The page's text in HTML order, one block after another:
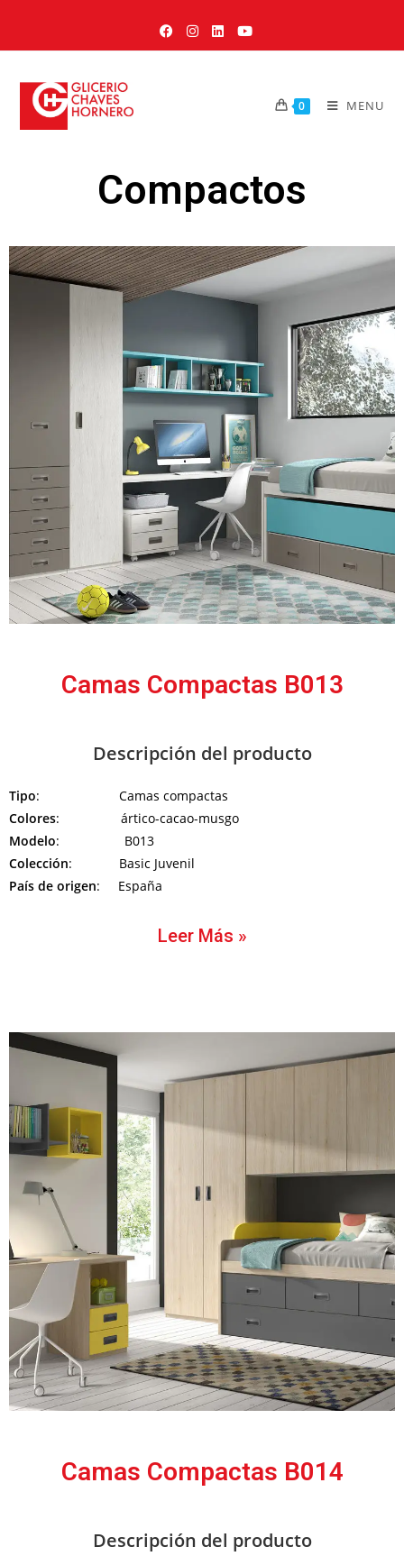
0 MENU
Compactos
Camas Compactas B013
Descripción del producto
Tipo: Camas compactas
Colores: ártico-cacao-musgo
Modelo: B013
Colección: Basic Juvenil
País de origen: España
Leer Más »
Camas Compactas B014
Descripción del producto